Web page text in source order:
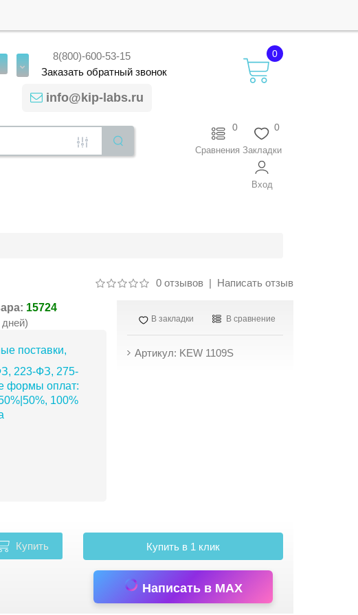
8(800)-600-53-15
Заказатьобратныйзвонок
info@kip-labs.ru
0
0
Закладки
0
Сравнения
Вход
0 отзывов| Написать отзыв
15724
дней)
поставки,
223-ФЗ, 275-
формы оплат:
100%
В закладки В сравнение
Артикул: KEW 1109S
Купить Купить в 1 клик
Написать в MAX